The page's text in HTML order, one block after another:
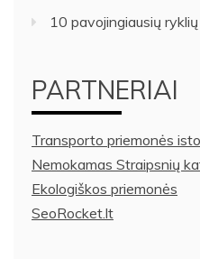
10 pavojingiausių ryklių
PARTNERIAI
Transporto priemonės
Nemokamas Straipsnių
Ekologiškos priemonės
SeoRocket.lt